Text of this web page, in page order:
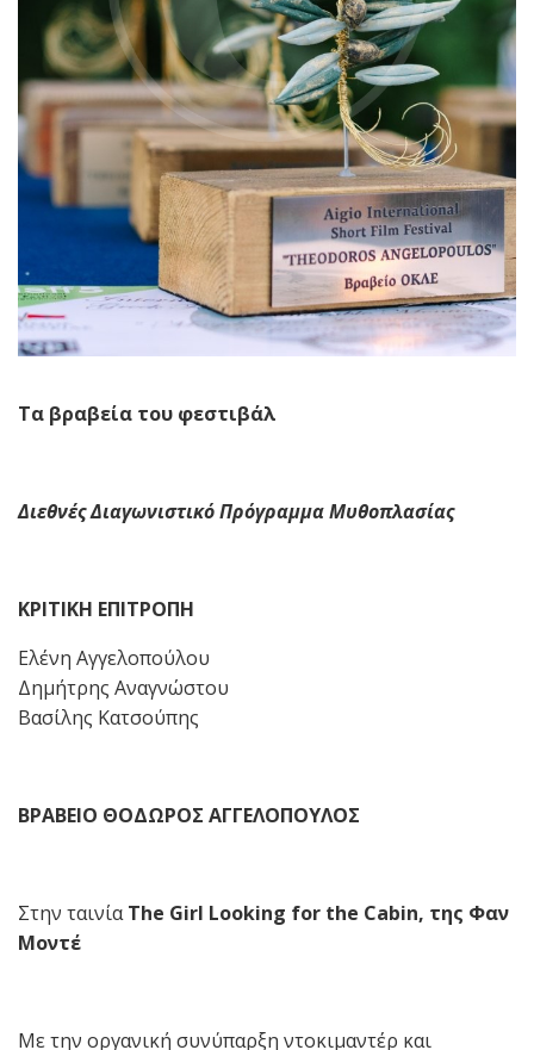
Τα βραβεία του φεστιβάλ
Διεθνές Διαγωνιστικό Πρόγραμμα Μυθοπλασίας
ΚΡΙΤΙΚΗ ΕΠΙΤΡΟΠΗ
Ελένη Αγγελοπούλου
Δημήτρης Αναγνώστου
Βασίλης Κατσούπης
ΒΡΑΒΕΙΟ ΘΟΔΩΡΟΣ ΑΓΓΕΛΟΠΟΥΛΟΣ
Στην ταινίαThe Girl Looking for the Cabin, της Φαν
Μοντέ
Με την οργανική συνύπαρξη ντοκιμαντέρ και